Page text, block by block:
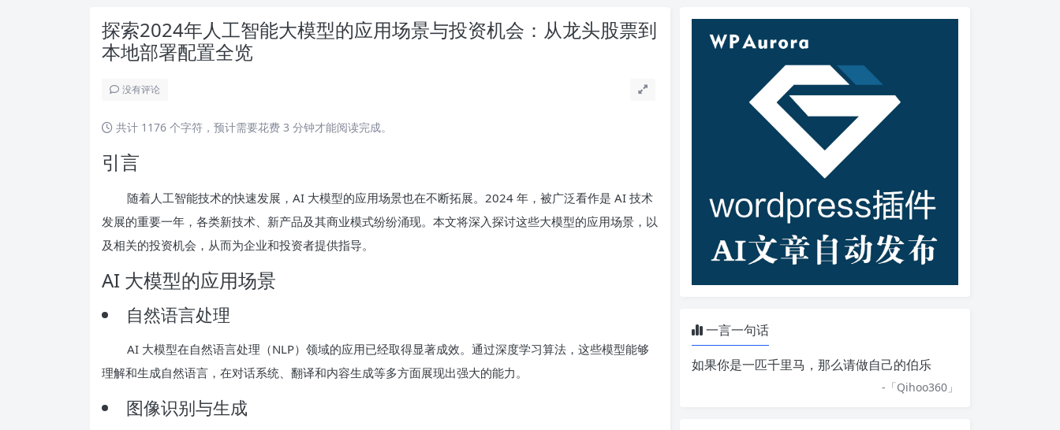
探索2024年人工智能大模型的应用场景与投资机会：从龙头股票到
本地部署配置全览
没有评论
共计 1176 个字符，预计需要花费 3 分钟才能阅读完成。
引言
随着人工智能技术的快速发展，AI 大模型的应用场景也在不断拓展。2024 年，被广泛看作是 AI 技术
发展的重要一年，各类新技术、新产品及其商业模式纷纷涌现。本文将深入探讨这些大模型的应用场景，以
及相关的投资机会，从而为企业和投资者提供指导。
AI 大模型的应用场景
自然语言处理
AI 大模型在自然语言处理（NLP）领域的应用已经取得显著成效。通过深度学习算法，这些模型能够
理解和生成自然语言，在对话系统、翻译和内容生成等多方面展现出强大的能力。
图像识别与生成
一言一句话
如果你是一匹千里马，那么请做自己的伯乐
-「Qihoo360 」